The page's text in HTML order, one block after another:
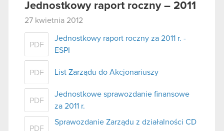
Jednostkowy raport roczny – 2011
27 kwietnia 2012
PDF
Jednostkowy raport roczny za 2011 r. -
ESPI
PDF List Zarządu do Akcjonariuszy
PDF
Jednostkowe sprawozdanie finansowe
za 2011 r.
PDF
Sprawozdanie Zarządu z działalności CD